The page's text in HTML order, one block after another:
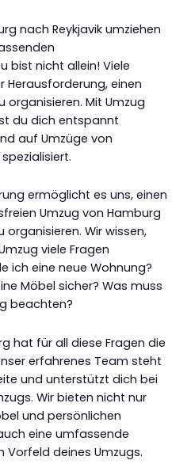
nach Reykjavik umziehen
bist nicht allein! Viele
Herausforderung, einen
organisieren. Mit Umzug
du dich entspannt
auf Umzüge von
ermöglicht es uns, einen
Umzug von Hamburg
organisieren. Wir wissen,
viele Fragen
ich eine neue Wohnung?
Möbel sicher? Was muss
beachten?
hat für all diese Fragen die
erfahrenes Team steht
und unterstützt dich bei
Wir bieten nicht nur
und persönlichen
eine umfassende
Vorfeld deines Umzugs.